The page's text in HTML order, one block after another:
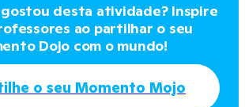
desta atividade? Inspire
ao partilhar o seu
Dojo com o mundo!
o seu Momento Mojo